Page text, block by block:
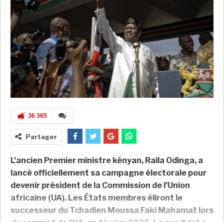
36 365
Partager
L’ancien Premier ministre kényan, Raila Odinga, a
lancé officiellement sa campagne électorale pour
devenir président de la Commission de l’Union
africaine (UA). Les États membres éliront le
successeur du Tchadien Moussa Faki Mahamat lors